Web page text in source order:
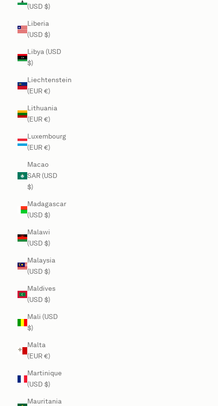
(USD $)
Liberia
(USD $)
Libya (USD
$)
Liechtenstein
(EUR €)
Lithuania
(EUR €)
Luxembourg
(EUR €)
Macao
SAR (USD
$)
Madagascar
(USD $)
Malawi
(USD $)
Malaysia
(USD $)
Maldives
(USD $)
Mali (USD
$)
Malta
(EUR €)
Martinique
(USD $)
Mauritania